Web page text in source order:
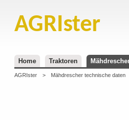
AGRIster
Home Traktoren
AGRIster > Mähdrescher technische daten